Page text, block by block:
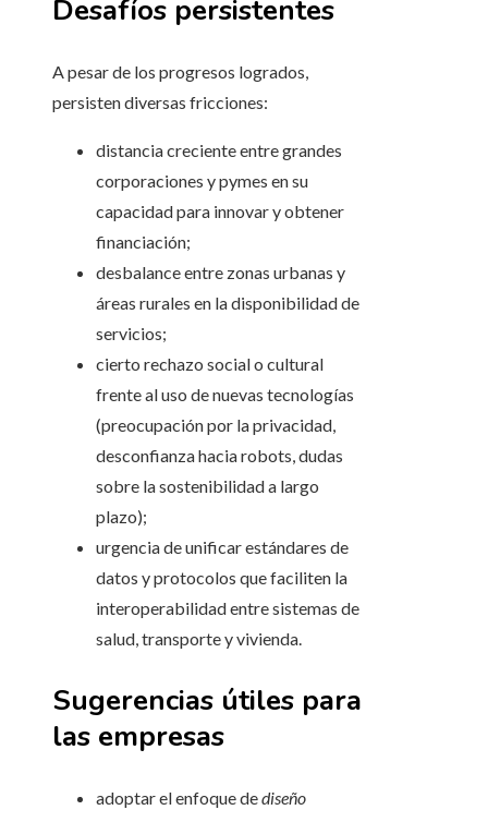
Desafíos persistentes
A pesar de los progresos logrados,
persisten diversas fricciones:
distancia creciente entre grandes
corporaciones y pymes en su
capacidad para innovar y obtener
financiación;
desbalance entre zonas urbanas y
áreas rurales en la disponibilidad de
servicios;
cierto rechazo social o cultural
frente al uso de nuevas tecnologías
(preocupación por la privacidad,
desconfianza hacia robots, dudas
sobre la sostenibilidad a largo
plazo);
urgencia de unificar estándares de
datos y protocolos que faciliten la
interoperabilidad entre sistemas de
salud, transporte y vivienda.
Sugerencias útiles para
las empresas
adoptar el enfoque dediseño